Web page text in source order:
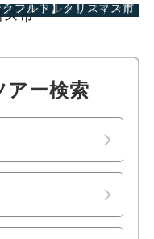
フルト】クリスマス市
ランクフルト】マイン川
フルト】クリスマス市
アー検索
木 金 土